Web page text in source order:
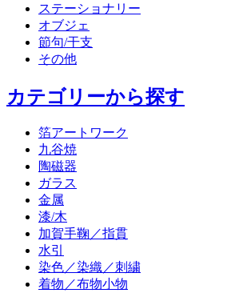
ステーショナリー
オブジェ
節句/干支
その他
カテゴリーから探す
箔アートワーク
九谷焼
陶磁器
ガラス
金属
漆/木
加賀手鞠／指貫
水引
染色／染織／刺繍
着物／布物小物